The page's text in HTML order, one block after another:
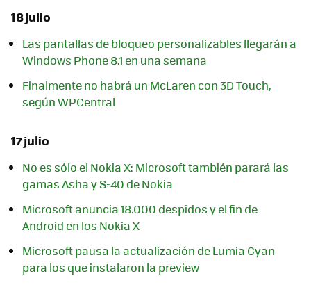
18 julio
Las pantallas de bloqueo personalizables llegarán a
Windows Phone 8.1 en una semana
Finalmente no habrá un McLaren con 3D Touch,
según WPCentral
17 julio
No es sólo el Nokia X: Microsoft también parará las
gamas Asha y S-40 de Nokia
Microsoft anuncia 18.000 despidos y el fin de
Android en los Nokia X
Microsoft pausa la actualización de Lumia Cyan
para los que instalaron la preview